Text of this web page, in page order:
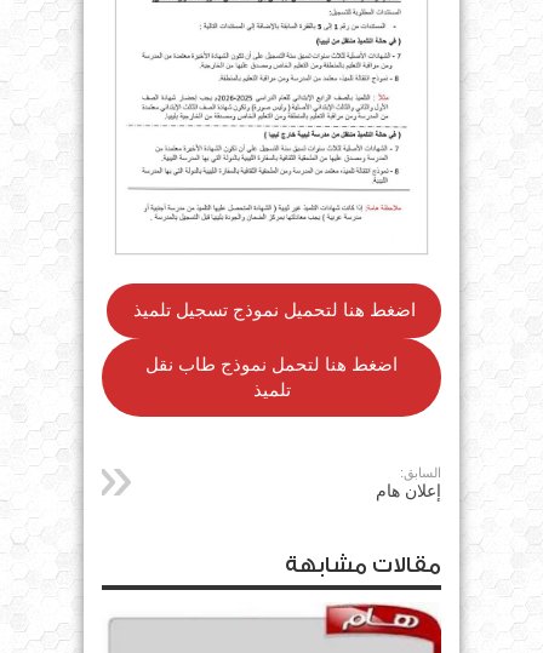
اضغط هنا لتحميل نموذج تسجيل تلميذ
اضغط هنا لتحمل نموذج طاب نقل
تلميذ
السابق:
إعلان هام
مقالات مشابهة